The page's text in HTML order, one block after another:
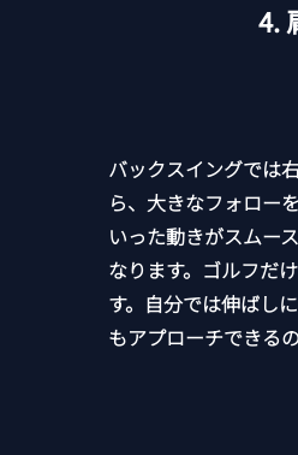
4.
バックスイングでは
ら、大きなフォロー
いった動きがスムー
なります。ゴルフだ
す。自分では伸ばし
もアプローチできる